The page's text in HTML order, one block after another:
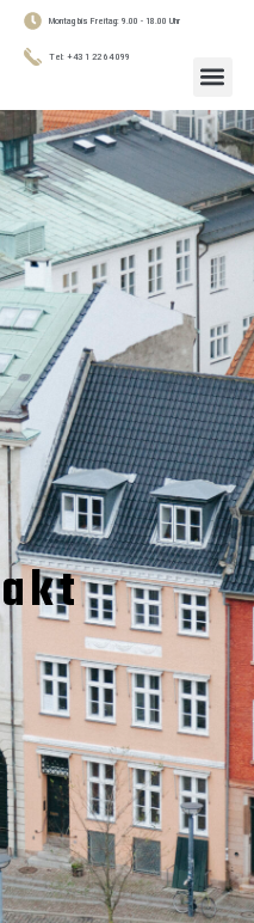
Montag bis Freitag: 9.00 - 18.00 Uhr
Tel: +43 1 22 64 099